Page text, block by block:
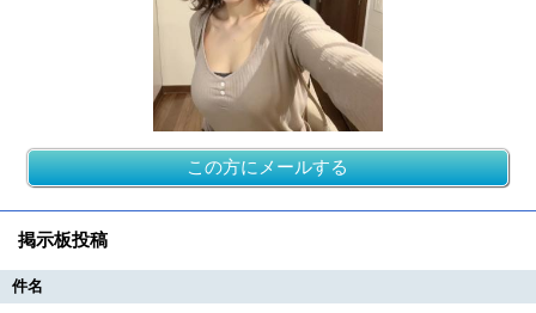
この方にメールする
掲示板投稿
件名